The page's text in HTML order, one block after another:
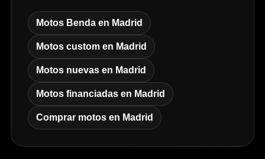
Motos Benda en Madrid
Motos custom en Madrid
Motos nuevas en Madrid
Motos financiadas en Madrid
Comprar motos en Madrid